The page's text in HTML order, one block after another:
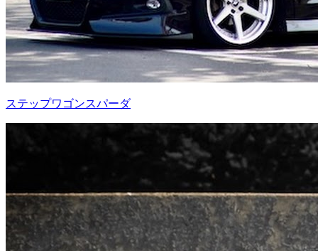
ステップワゴンスパーダ